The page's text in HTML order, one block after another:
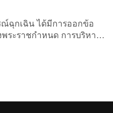
ฉุกเฉิน ได้มีการออกข้อ
ระราชกำหนด การบริหาร